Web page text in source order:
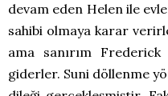
devam eden Helen ile
sahibi olmaya karar
ama sanırım
giderler. Suni döllenme